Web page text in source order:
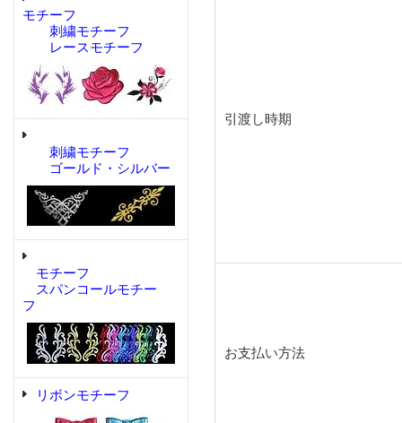
モチーフ
刺繍モチーフ
レースモチーフ
刺繍モチーフ
ゴールド・シルバー
モチーフ
スパンコールモチー
フ
リボンモチーフ
引渡し時期
お支払い方法